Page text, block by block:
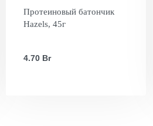
Протеиновый батончик
Hazels, 45г
4.70 Br